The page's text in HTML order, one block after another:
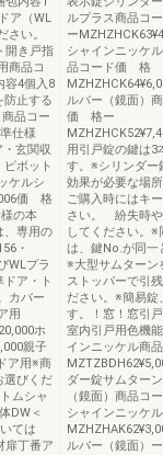
ア（WL
い。
開き戸指
商品コ
容4個入8
防止する
品コー
仕様
玄関収
ボット
ケルシ
価 格
の本
、専用の
・
WLプラ
ア・ト
カバー
用
ホ
親子
ア用※商
選びくだ
ムシャ
DW＜
ては
扉丁番ア
ルプラス商品コ
ー
シャインニッケ
品コード価 格
ルバー（鏡面）
価 格ー
用引戸錠の鍵は3
す。※シリンダー
効果が必要な場
ご購入時にはキ
さい。 紛失時や
してください。
は、鍵No.が同一
※大型サムターン
ストッパーで引
ださい。※簡易錠
す。！窓！窓引
室内引戸用色機
インニッケル商
ダー錠サムター
（鏡面）商品
シャインニッケ
ルバー（鏡面）ー